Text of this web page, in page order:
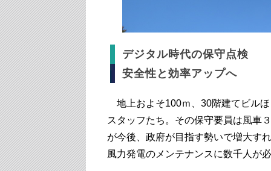
デジタル時代の保守点検
安全性と効率アップへ
地上およそ100ｍ、30階建てビル
スタッフたち。その保守要員は風車
が今後、政府が目指す勢いで増大す
風力発電のメンテナンスに数千人が